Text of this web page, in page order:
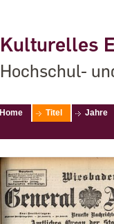
Kulturelles
Hochschul-
Home Titel Jahre